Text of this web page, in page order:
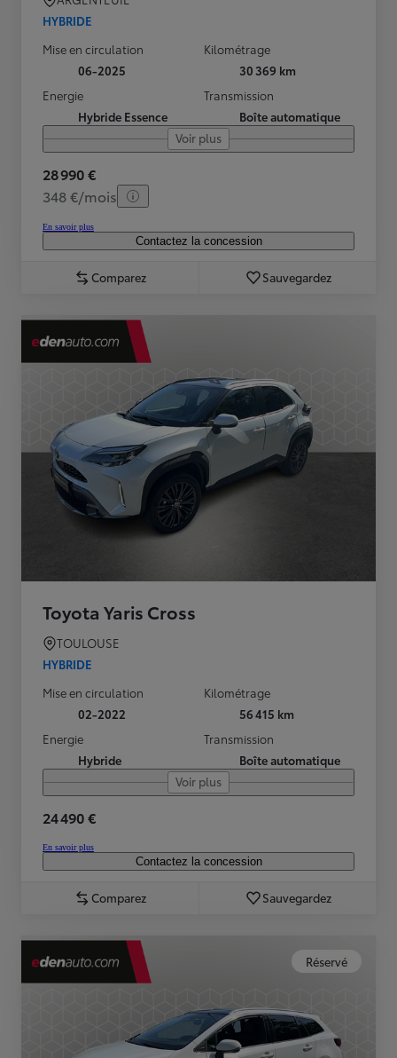
HYBRIDE
Mise en circulation
06-2025
Kilométrage
30 369 km
Energie
Hybride Essence
Transmission
Boîte automatique
Voir plus
28 990 €
348 €/mois
En savoir plus
Contactez la concession
Comparez Sauvegardez
Toyota Yaris Cross
TOULOUSE
HYBRIDE
Mise en circulation
02-2022
Kilométrage
56 415 km
Energie
Hybride
Transmission
Boîte automatique
Voir plus
24 490 €
En savoir plus
Contactez la concession
Comparez Sauvegardez
Réservé